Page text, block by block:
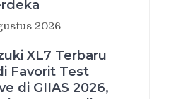
2026
XL7 Terbaru
Favorit Test
di GIIAS 2026,